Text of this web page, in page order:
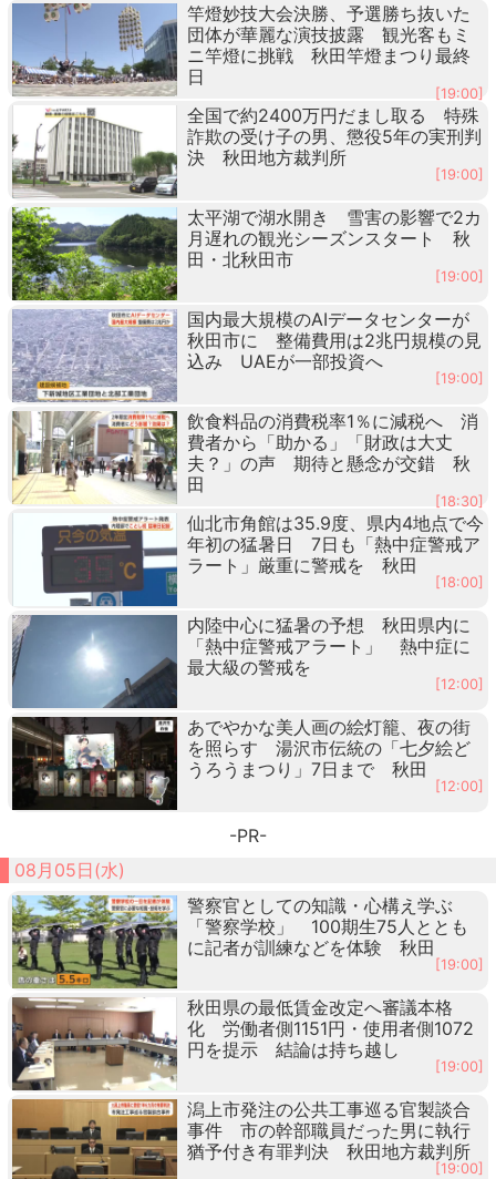
竿燈妙技大会決勝、予選勝ち抜いた
団体が華麗な演技披露 観光客もミ
ニ竿燈に挑戦 秋田竿燈まつり最終
日
[19:00]
全国で約2400万円だまし取る 特殊
詐欺の受け子の男、懲役5年の実刑判
決 秋田地方裁判所
[19:00]
太平湖で湖水開き 雪害の影響で2カ
月遅れの観光シーズンスタート 秋
田・北秋田市
[19:00]
国内最大規模のAIデータセンターが
秋田市に 整備費用は2兆円規模の見
込み UAEが一部投資へ
[19:00]
飲食料品の消費税率1％に減税へ 消
費者から「助かる」「財政は大丈
夫？」の声 期待と懸念が交錯 秋
田
[18:30]
仙北市角館は35.9度、県内4地点で今
年初の猛暑日 7日も「熱中症警戒ア
ラート」厳重に警戒を 秋田
[18:00]
内陸中心に猛暑の予想 秋田県内に
「熱中症警戒アラート」 熱中症に
最大級の警戒を
[12:00]
あでやかな美人画の絵灯籠、夜の街
を照らす 湯沢市伝統の「七夕絵ど
うろうまつり」7日まで 秋田
[12:00]
-PR-
08月05日(水)
警察官としての知識・心構え学ぶ
「警察学校」 100期生75人ととも
に記者が訓練などを体験 秋田
[19:00]
秋田県の最低賃金改定へ審議本格
化 労働者側1151円・使用者側1072
円を提示 結論は持ち越し
[19:00]
潟上市発注の公共工事巡る官製談合
事件 市の幹部職員だった男に執行
猶予付き有罪判決 秋田地方裁判所
[19:00]